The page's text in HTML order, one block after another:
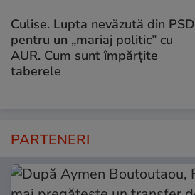
Culise. Lupta nevăzută din PSD
pentru un „mariaj politic” cu
AUR. Cum sunt împărțite
taberele
PARTENERI